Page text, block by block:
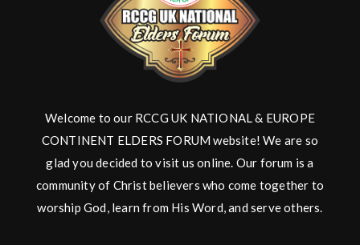
Welcome to our RCCG UK NATIONAL & EUROPE
CONTINENT ELDERS FORUM website! We are so
glad you decided to visit us online. Our forum is a
community of Christ believers who come together to
worship God, learn from His Word, and serve others.